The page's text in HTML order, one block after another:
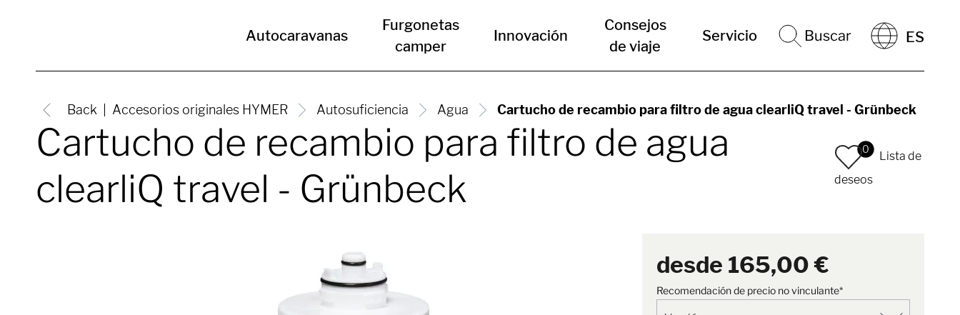
Autocaravanas
Furgonetas
camper
Innovación
Consejos
de viaje
Servicio Buscar ES
Back Accesorios originales HYMER Autosuficiencia Agua Cartucho de recambio para filtro de agua clearliQ travel - Grünbeck
Cartucho de recambio para filtro de agua
clearliQ travel - Grünbeck
0
Lista de
deseos
desde 165,00 €
Recomendación de precio no vinculante*